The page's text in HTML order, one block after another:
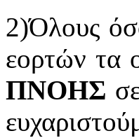
2)Όλους
εορτών τα
ΠΝΟΗΣ